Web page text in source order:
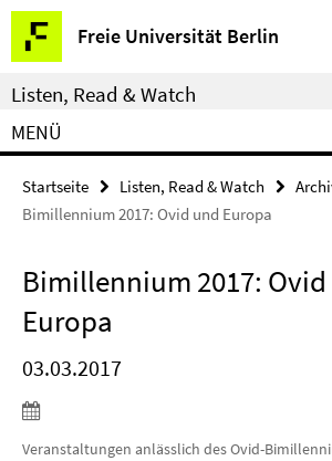
Springe
direkt
zu
Inhalt
Freie Universität Berlin
Service-
Navigation
Listen, Read & Watch
MENÜ
Startseite Listen, Read & Watch
Bimillennium 2017: Ovid und Europa
Bimillennium 2017:
Europa
03.03.2017
Veranstaltungen anlässlich des Ovid-